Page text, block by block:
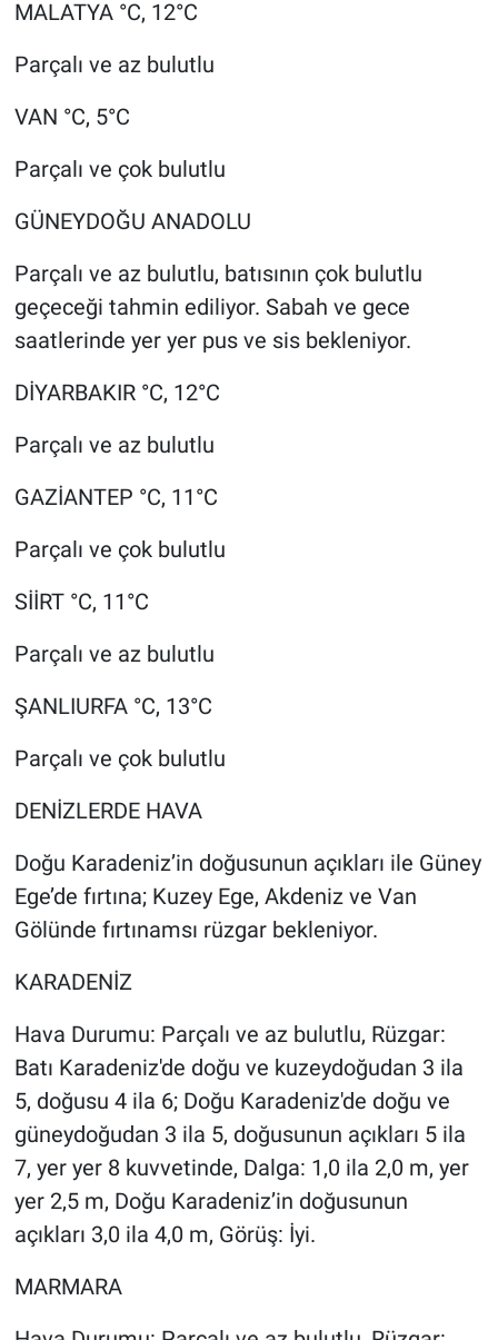
MALATYA °C, 12°C
Parçalı ve az bulutlu
VAN °C, 5°C
Parçalı ve çok bulutlu
GÜNEYDOĞU ANADOLU
Parçalı ve az bulutlu, batısının çok bulutlu
geçeceği tahmin ediliyor. Sabah ve gece
saatlerinde yer yer pus ve sis bekleniyor.
DİYARBAKIR °C, 12°C
Parçalı ve az bulutlu
GAZİANTEP °C, 11°C
Parçalı ve çok bulutlu
SİİRT °C, 11°C
Parçalı ve az bulutlu
ŞANLIURFA °C, 13°C
Parçalı ve çok bulutlu
DENİZLERDE HAVA
Doğu Karadeniz’in doğusunun açıkları ile Güney
Ege’de fırtına; Kuzey Ege, Akdeniz ve Van
Gölünde fırtınamsı rüzgar bekleniyor.
KARADENİZ
Hava Durumu: Parçalı ve az bulutlu, Rüzgar:
Batı Karadeniz'de doğu ve kuzeydoğudan 3 ila
5, doğusu 4 ila 6; Doğu Karadeniz'de doğu ve
güneydoğudan 3 ila 5, doğusunun açıkları 5 ila
7, yer yer 8 kuvvetinde, Dalga: 1,0 ila 2,0 m, yer
yer 2,5 m, Doğu Karadeniz’in doğusunun
açıkları 3,0 ila 4,0 m, Görüş: İyi.
MARMARA